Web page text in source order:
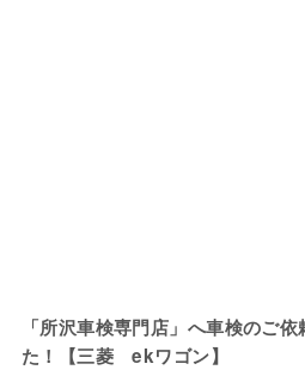
「所沢車検専門店」へ車検のご
た！【三菱 ekワゴン】